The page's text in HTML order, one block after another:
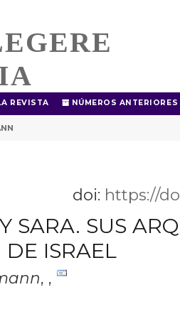
REVISTA NÚMEROS ANTERIORES
doi: https://
SARA. SUS
ISRAEL
, ,